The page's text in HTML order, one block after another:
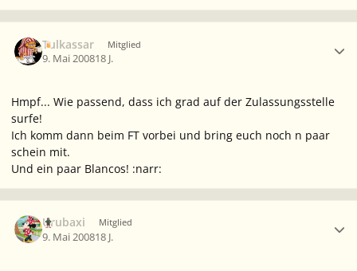
Tulkassar Mitglied
9. Mai 200818 J.
Hmpf... Wie passend, dass ich grad auf der Zulassungsstelle
surfe!
Ich komm dann beim FT vorbei und bring euch noch n paar
schein mit.
Und ein paar Blancos! :narr:
Urubaxi Mitglied
9. Mai 200818 J.